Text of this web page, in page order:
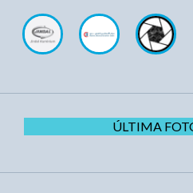
ÚLTIMA